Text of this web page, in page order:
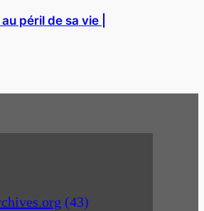
péril de sa vie |
(43)